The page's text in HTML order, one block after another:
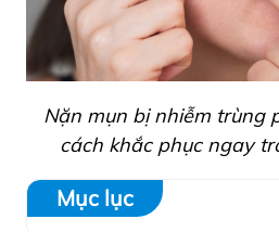
Nặn mụn bị nhiễm trùng
cách khắc phục ngay
Mục lục